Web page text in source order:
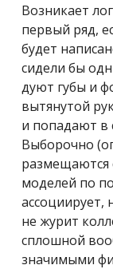
Возникает
первый ряд,
будет
сидели бы
дуют губы и
вытянутой
и попадают в
Выборочно
размещаются
моделей по
ассоциирует,
не журит
сплошной
значимыми